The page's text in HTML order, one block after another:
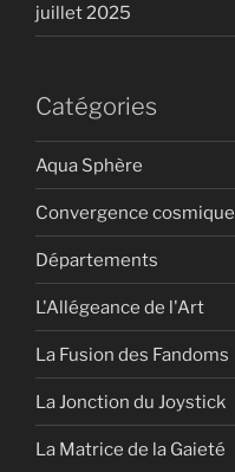
juillet 2025
Catégories
Aqua Sphère
Convergence cosmique
Départements
L'Allégeance de l'Art
La Fusion des Fandoms
La Jonction du Joystick
La Matrice de la Gaieté